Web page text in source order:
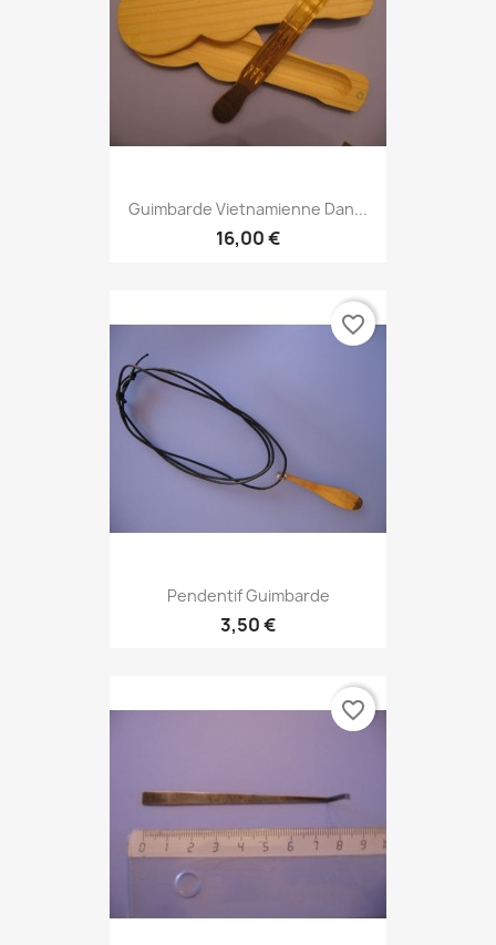
Guimbarde Vietnamienne Dan...
16,00 €
Pendentif Guimbarde
3,50 €
favorite_border
favorite_border